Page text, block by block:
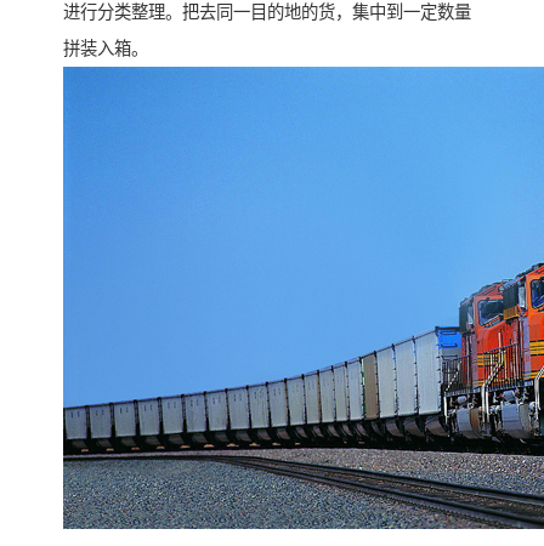
进行分类整理。把去同一目的地的货，集中到一定数量
拼装入箱。